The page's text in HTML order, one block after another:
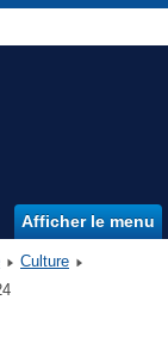
Afficher le menu
Culture